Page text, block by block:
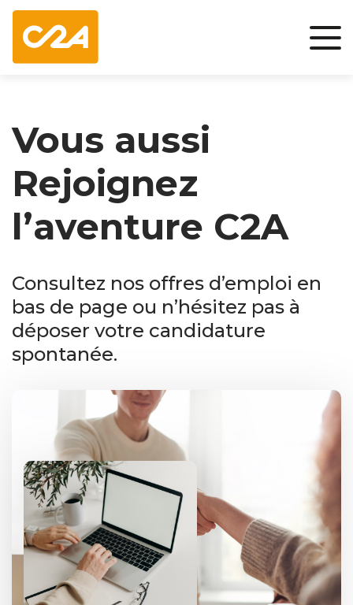
Vous aussi
Rejoignez
l’aventure C2A
Consultez nos offres d’emploi en
bas de page ou n’hésitez pas à
déposer votre candidature
spontanée.